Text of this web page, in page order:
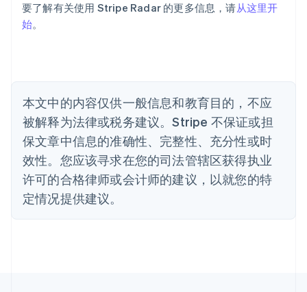
要了解有关使用 Stripe Radar 的更多信息，请从这里开
始。
本文中的内容仅供一般信息和教育目的，不应
被解释为法律或税务建议。Stripe 不保证或担
保文章中信息的准确性、完整性、充分性或时
效性。您应该寻求在您的司法管辖区获得执业
许可的合格律师或会计师的建议，以就您的特
定情况提供建议。
Português English
丹麦
德国
DeutschEnglish
法国
FrançaisEnglish
芬兰
EnglishSvenska